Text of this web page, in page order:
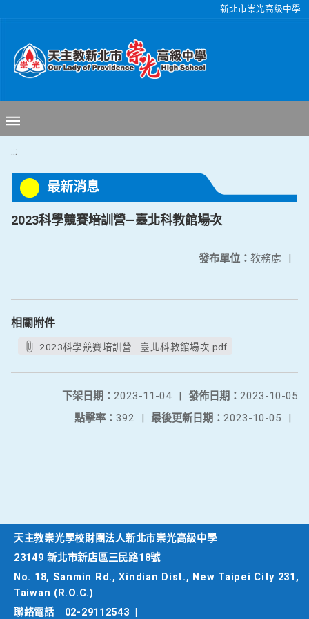
新北市崇光高級中學
:::
最新消息
2023科學競賽培訓營—臺北科教館場次
發布單位： 教務處 |
相關附件
2023科學競賽培訓營—臺北科教館場次.pdf
發佈日期： 2023-10-05
下架日期： 2023-11-04
|
最後更新日期： 2023-10-05 |
點擊率： 392 |
天主教崇光學校財團法人新北市崇光高級中學
23149 新北市新店區三民路18號
No. 18, Sanmin Rd., Xindian Dist., New Taipei City 231,
Taiwan (R.O.C.)
聯絡電話
02-29112543